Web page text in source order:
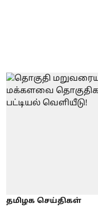
தமிழக செய்திகள்